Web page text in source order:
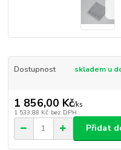
Dostupnost skladem u
1 856,00 Kč/ks
1 533,88 Kč bez DPH
Přidat